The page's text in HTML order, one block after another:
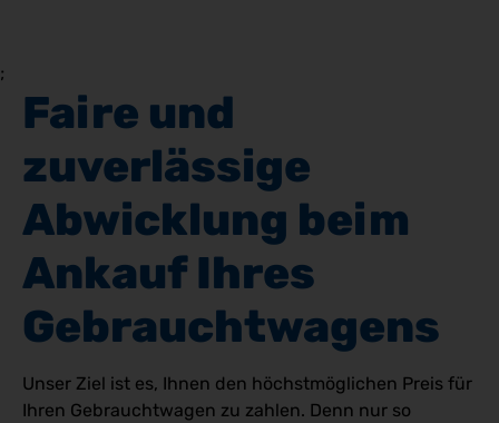
;
Faire und
zuverlässige
Abwicklung beim
Ankauf Ihres
Gebrauchtwagens
Unser Ziel ist es, Ihnen den höchstmöglichen Preis für
Ihren Gebrauchtwagen zu zahlen. Denn nur so